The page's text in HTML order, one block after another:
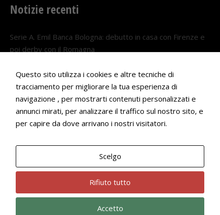
Notizie recenti
Serie A. Emil Banca Bologna: debutto in casa con Firenze e
poi derby con il Romagna
Serie A. Il Bologna nel girone veneto
29 LUGLIO 2026
Francesco Andrei convocato al Camp estivo della nazionale
22 LUGLIO 2026
Questo sito utilizza i cookies e altre tecniche di
tracciamento per migliorare la tua esperienza di
navigazione , per mostrarti contenuti personalizzati e
annunci mirati, per analizzare il traffico sul nostro sito, e
per capire da dove arrivano i nostri visitatori.
Scelgo
Rifiuto tutto
Accetto